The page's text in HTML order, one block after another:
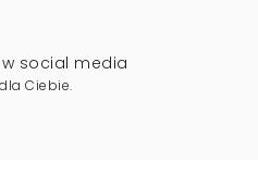
social media
Ciebie.